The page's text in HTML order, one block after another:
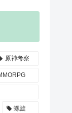
原神考察
螺旋